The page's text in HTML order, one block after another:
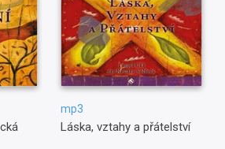
mp3
Láska, vztahy a přátelství